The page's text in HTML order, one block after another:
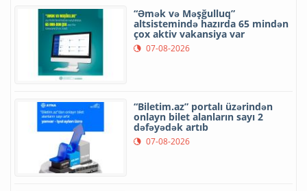
“Əmək və Məşğulluq”
altsistemində hazırda 65 mindən
çox aktiv vakansiya var
07-08-2026
“Biletim.az” portalı üzərindən
onlayn bilet alanların sayı 2
dəfəyədək artıb
07-08-2026